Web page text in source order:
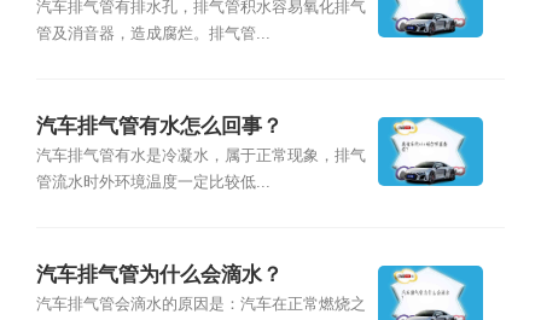
汽车排气管有排水孔，排气管积水容易氧化排气
管及消音器，造成腐烂。排气管...
汽车排气管有水怎么回事？
汽车排气管有水是冷凝水，属于正常现象，排气
管流水时外环境温度一定比较低...
汽车排气管为什么会滴水？
汽车排气管会滴水的原因是：汽车在正常燃烧之